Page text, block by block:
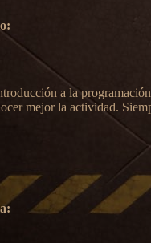
a la
mejor la actividad.